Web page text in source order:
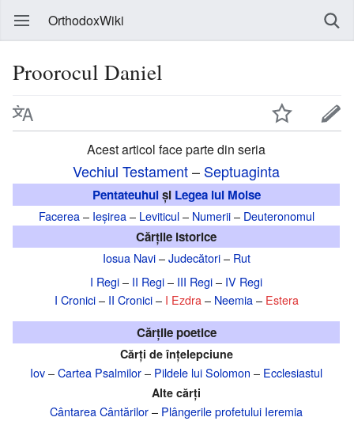
OrthodoxWiki
Proorocul Daniel
Acest articol face parte din seria
Vechiul Testament– Septuaginta
Pentateuhulși Legea lui Moise
Facerea– Ieșirea– Leviticul– Numerii– Deuteronomul
Cărțile istorice
Iosua Navi–Judecători– Rut
I Regi– II Regi– III Regi– IV Regi
I Cronici– II Cronici– I Ezdra– Neemia– Estera
Cărțile poetice
Cărți de înțelepciune
Iov–Cartea Psalmilor– Pildele lui Solomon – Ecclesiastul
Alte cărți
Cântarea Cântărilor– Plângerile profetului Ieremia